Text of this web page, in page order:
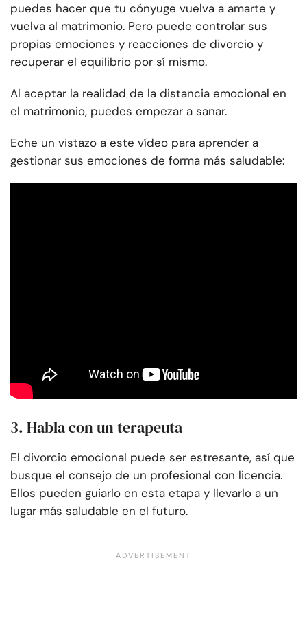
puedes hacer que tu cónyuge vuelva a amarte y
vuelva al matrimonio. Pero puede controlar sus
propias emociones y reacciones de divorcio y
recuperar el equilibrio por sí mismo.
Al aceptar la realidad de la distancia emocional en
el matrimonio, puedes empezar a sanar.
Eche un vistazo a este vídeo para aprender a
gestionar sus emociones de forma más saludable:
3. Habla con un terapeuta
El divorcio emocional puede ser estresante, así que
busque el consejo de un profesional con licencia.
Ellos pueden guiarlo en esta etapa y llevarlo a un
lugar más saludable en el futuro.